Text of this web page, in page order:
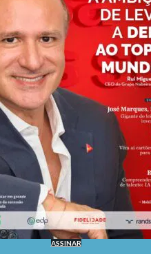
ASSINAR